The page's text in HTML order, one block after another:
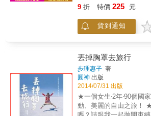
風雨……內容介紹的每個
「觀光景點」、「搏命
園」、「玩命體能王」
險魔域」、「魔性之島
是越恐怖越想挑戰的的
橫生的文化剖析，帶領
的歷史與人文。
龍》玉嬌龍縱身一躍的地方
「電影迷」特別製作的旅遊書； 精
電影，詳細介紹其拍攝
四大類景點： 「絕美風景」：包括了《魔戒》
裡丘陵起伏的哈比人村
裡冰島的純淨冰河湖，
闊的伊瓜蘇大瀑布等 「浪漫愛情」：介紹了
《初戀那件小事》裡有
《我的失憶女友》中生
以及《非誠勿擾2》中白
9 折 特價 225 元
貨到通知
丟掉胸罩去旅行
步理惠子 著
圓神 出版
2014/07/31 出版
★一個女生‧2年‧90個國
動、美麗的自由之旅！ ★對日常生活感到窒息